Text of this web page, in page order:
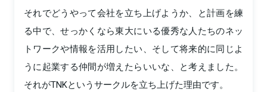
それでどうやって会社を立ち上げようか、と計画を練
る中で、せっかくなら東大にいる優秀な人たちのネッ
トワークや情報を活用したい、そして将来的に同じよ
うに起業する仲間が増えたらいいな、と考えました。
それがTNKというサークルを立ち上げた理由です。